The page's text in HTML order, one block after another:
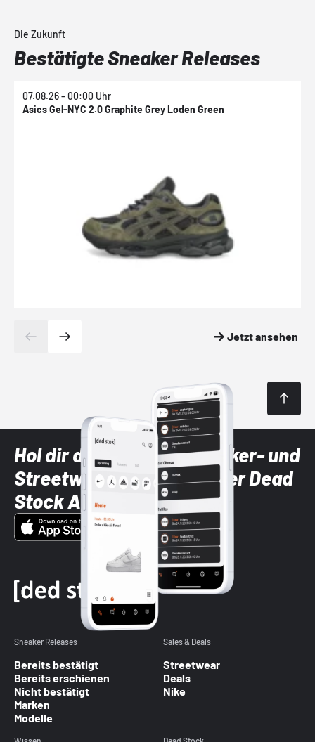
Die Zukunft
Bestätigte Sneaker Releases
07.08.26 - 00:00 Uhr
Asics Gel-NYC 2.0 Graphite Grey Loden Green
Jetzt ansehen
Hol dir die neuesten Sneaker- und
Streetwear-Brands mit der Dead
Stock App
Sneaker Releases
Bereits bestätigt
Bereits erschienen
Nicht bestätigt
Marken
Modelle
Sales & Deals
Streetwear
Deals
Nike